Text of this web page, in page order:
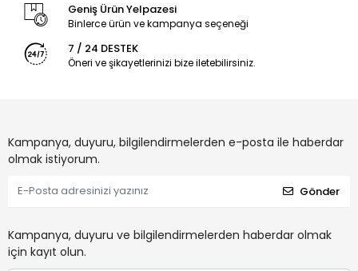
Geniş Ürün Yelpazesi
Binlerce ürün ve kampanya seçeneği
7 / 24 DESTEK
Öneri ve şikayetlerinizi bize iletebilirsiniz.
Kampanya, duyuru, bilgilendirmelerden e-posta ile haberdar
olmak istiyorum.
Gönder
Kampanya, duyuru ve bilgilendirmelerden haberdar olmak
için kayıt olun.